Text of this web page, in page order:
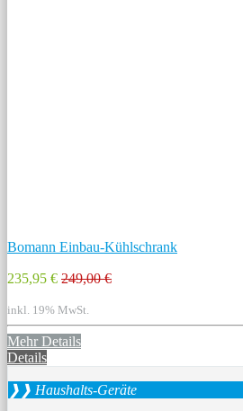
Bomann Einbau-Kühlschrank
235,95 € 249,00 €
inkl. 19% MwSt.
Mehr Details
Details
❱❱ Haushalts-Geräte